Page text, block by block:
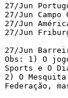
27/Jun
27/Jun Campo
27/Jun
27/Jun
27/Jun
Obs: 1) O
Sports e O
2) O
Federação,